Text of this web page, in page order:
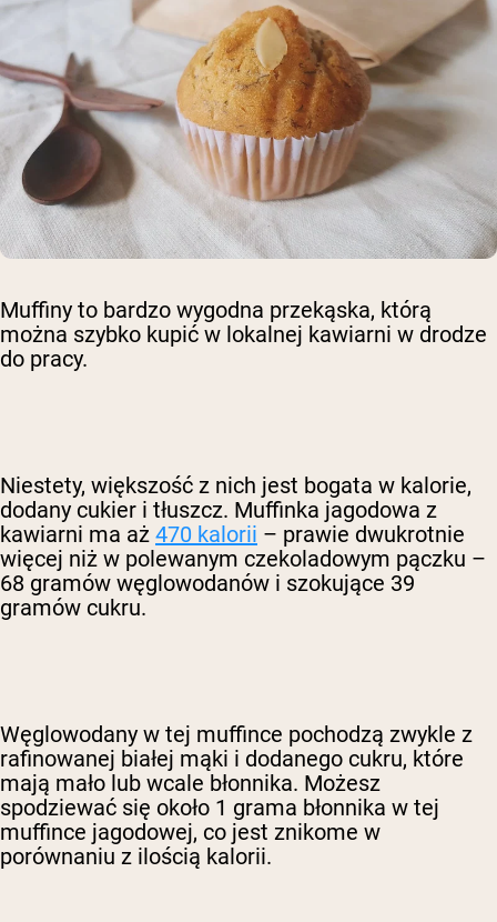
Muffiny to bardzo wygodna przekąska, którą
można szybko kupić w lokalnej kawiarni w drodze
do pracy.
Niestety, większość z nich jest bogata w kalorie,
dodany cukier i tłuszcz. Muffinka jagodowa z
kawiarni ma aż 470 kalorii – prawie dwukrotnie
więcej niż w polewanym czekoladowym pączku –
68 gramów węglowodanów i szokujące 39
gramów cukru.
Węglowodany w tej muffince pochodzą zwykle z
rafinowanej białej mąki i dodanego cukru, które
mają mało lub wcale błonnika. Możesz
spodziewać się około 1 grama błonnika w tej
muffince jagodowej, co jest znikome w
porównaniu z ilością kalorii.